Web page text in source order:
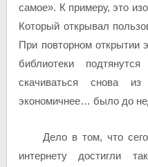
самое». К примеру, это
Который открывал
При повторном открытии
библиотеки
скачиваться снова
экономичнее… было до
Дело в том, что
интернету достигли